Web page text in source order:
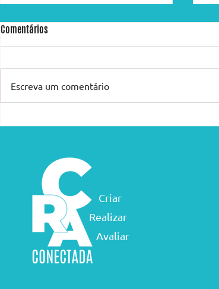
Comentários
Escreva um comentário
Criar
Realizar
Avaliar